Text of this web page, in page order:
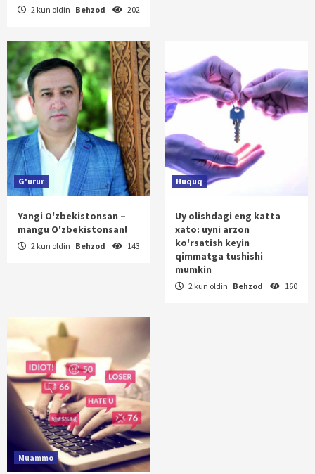
2 kun oldin Behzod 202
G'urur
Yangi O'zbekistonsan –
mangu O'zbekistonsan!
2 kun oldin Behzod 143
Huquq
Uy olishdagi eng katta
xato: uyni arzon
ko'rsatish keyin
qimmatga tushishi
mumkin
2 kun oldin Behzod 160
Muammo